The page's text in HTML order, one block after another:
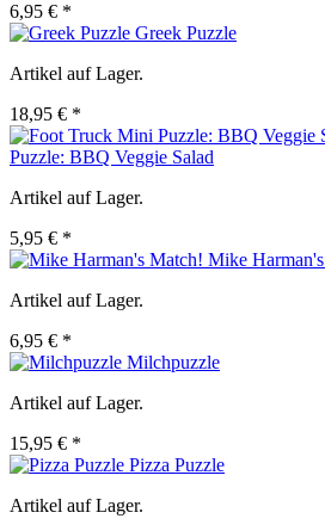
6,95 € *
Greek Puzzle
Artikel auf Lager.
18,95 € *
Puzzle: BBQ Veggie Salad
Artikel auf Lager.
5,95 € *
Mike
Artikel auf Lager.
6,95 € *
Milchpuzzle
Artikel auf Lager.
15,95 € *
Pizza Puzzle
Artikel auf Lager.